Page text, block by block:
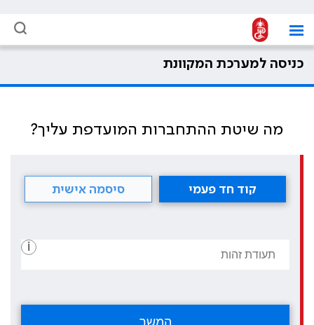
כניסה למערכת המקוונת
מה שיטת ההתחברות המועדפת עליך?
קוד חד פעמי סיסמה אישית
i